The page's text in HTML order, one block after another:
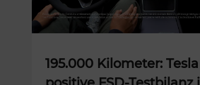
195.000 Kilometer: